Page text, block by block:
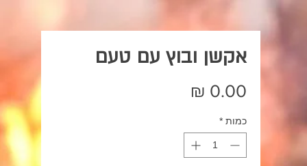
אקשן ובוץ עם טעם
כמות *